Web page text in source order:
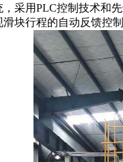
采用PLC控制技术和
块行程的自动反馈控